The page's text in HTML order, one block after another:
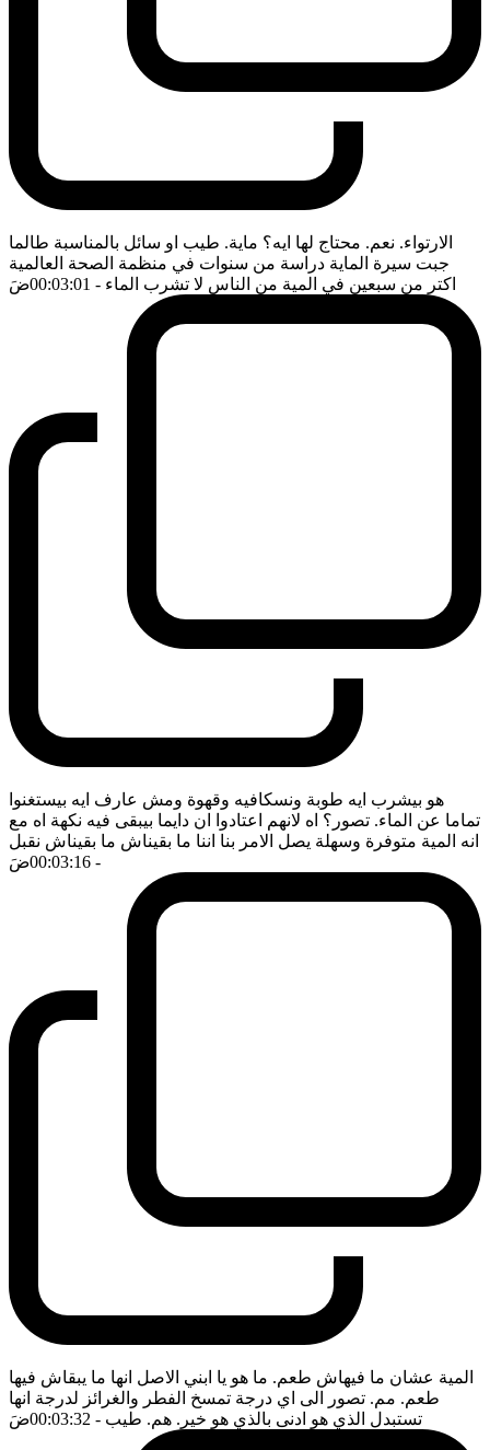
الارتواء. نعم. محتاج لها ايه؟ ماية. طيب او سائل بالمناسبة طالما
جبت سيرة الماية دراسة من سنوات في منظمة الصحة العالمية
اكتر من سبعين في المية من الناس لا تشرب الماء - 00:03:01 ضَ
هو بيشرب ايه طوبة ونسكافيه وقهوة ومش عارف ايه بيستغنوا
تماما عن الماء. تصور؟ اه لانهم اعتادوا ان دايما بيبقى فيه نكهة اه مع
انه المية متوفرة وسهلة يصل الامر بنا اننا ما بقيناش ما بقيناش نقبل
- 00:03:16
ضَ
المية عشان ما فيهاش طعم. ما هو يا ابني الاصل انها ما يبقاش فيها
طعم. مم. تصور الى اي درجة تمسخ الفطر والغرائز لدرجة انها
تستبدل الذي هو ادنى بالذي هو خير. هم. طيب - 00:03:32 ضَ